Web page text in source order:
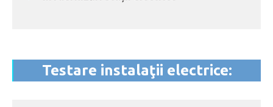
Testare instalaţii electrice: